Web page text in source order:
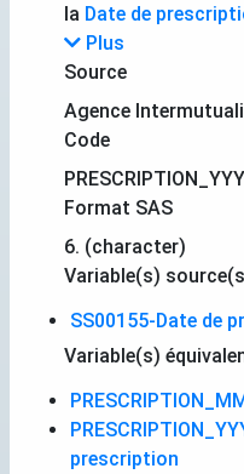
la Date de
Plus
Source
Agence
Code
Format SAS
6. (character)
Variable(s)
SS00155-Date de
Variable(s)
prescription